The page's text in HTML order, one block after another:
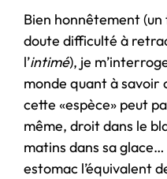
Bien honnêtement (un
doute difficulté à
l’intimé), je
monde quant à savoir
cette «espèce» peut
même, droit dans le
matins dans sa
estomac l’équivalent